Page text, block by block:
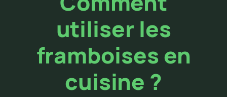
utiliser les
framboises en
cuisine ?